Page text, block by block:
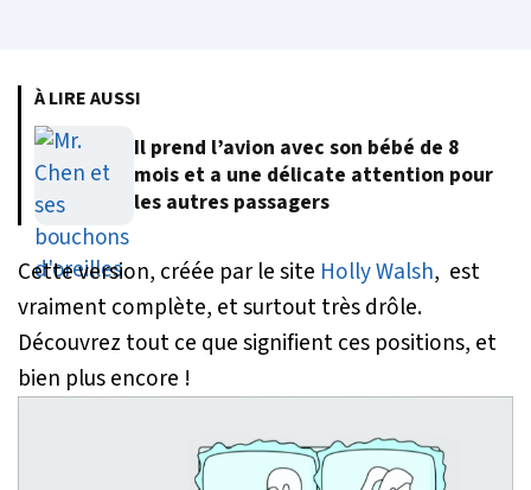
À LIRE AUSSI
Il prend l’avion avec son bébé de 8
mois et a une délicate attention pour
les autres passagers
Cette version, créée par le site Holly Walsh, est
vraiment complète, et surtout très drôle.
Découvrez tout ce que signifient ces positions, et
bien plus encore !